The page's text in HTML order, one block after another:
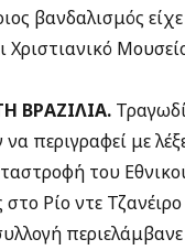
βανδαλισμός
Χριστιανικό
ΒΡΑΖΙΛΙΑ.
περιγραφεί με
του
στο Ρίο ντε